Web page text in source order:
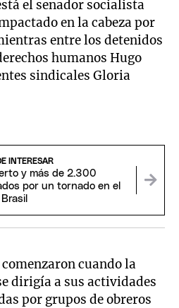
el senador socialista
en la cabeza por
entre los detenidos
humanos Hugo
sindicales Gloria
INTERESAR
y más de 2.300
por un tornado en el
cuando la
dirigía a sus actividades
por grupos de obreros